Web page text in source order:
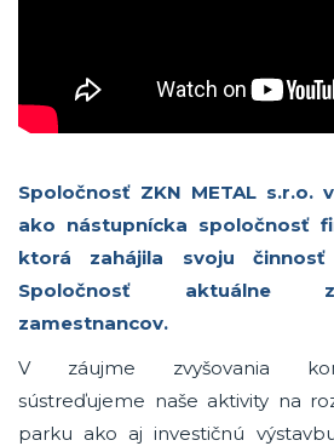
Spoločnosť ZKN METAL s.r.o.
ako nástupnícka spoločnosť
ktorá zahájila svoju
Spoločnosť aktuálne
zamestnancov.
V záujme zvyšovania
sústreďujeme naše aktivity na
parku ako aj investičnú